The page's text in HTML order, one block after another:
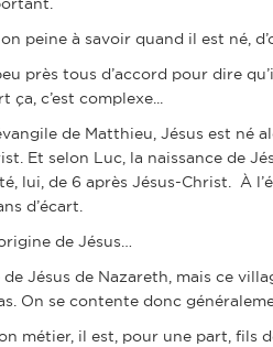
on peine à savoir quand il est né,
près tous d’accord pour dire
ça, c’est complexe...
de Matthieu, Jésus est né
Et selon Luc, la naissance de
lui, de 6 après Jésus-Christ. À
d’écart.
de Jésus…
Jésus de Nazareth, mais ce
On se contente donc
métier, il est, pour une part, fils